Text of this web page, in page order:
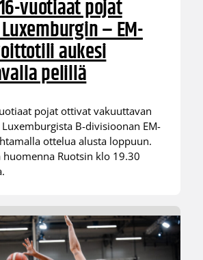
vuotiaat pojat
– EM-
aukesi
pelillä
pojat ottivat vakuuttavan
B-divisioonan EM-
ottelua alusta loppuun.
huomenna Ruotsin klo 19.30